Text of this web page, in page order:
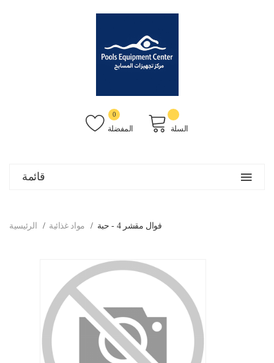
المفضلة
0
السلة
قائمة
الرئيسية مواد غذائية فوال مقشر 4 - حبة